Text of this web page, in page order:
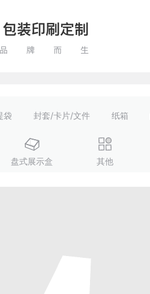
袋 封套/卡片/文件 纸箱
盘式展示盒 其他